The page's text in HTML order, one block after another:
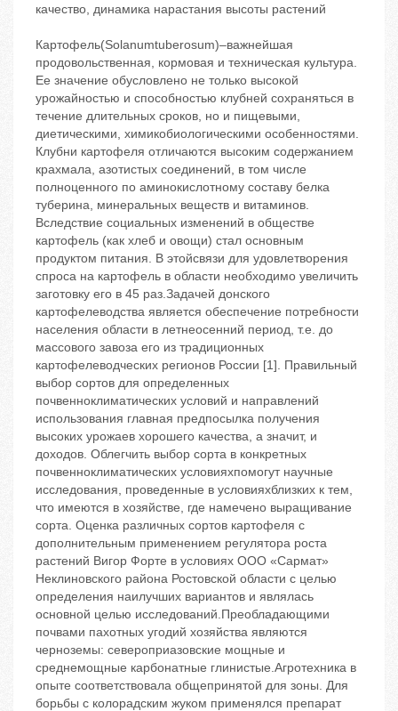
качество, динамика нарастания высоты растений
Картофель(Solanumtuberosum)–важнейшая
продовольственная, кормовая и техническая культура.
Ее значение обусловлено не только высокой
урожайностью и способностью клубней сохраняться в
течение длительных сроков, но и пищевыми,
диетическими, химикобиологическими особенностями.
Клубни картофеля отличаются высоким содержанием
крахмала, азотистых соединений, в том числе
полноценного по аминокислотному составу белка
туберина, минеральных веществ и витаминов.
Вследствие социальных изменений в обществе
картофель (как хлеб и овощи) стал основным
продуктом питания. В этойсвязи для удовлетворения
спроса на картофель в области необходимо увеличить
заготовку его в 45 раз.Задачей донского
картофелеводства является обеспечение потребности
населения области в летнеосенний период, т.е. до
массового завоза его из традиционных
картофелеводческих регионов России [1]. Правильный
выбор сортов для определенных
почвенноклиматических условий и направлений
использования главная предпосылка получения
высоких урожаев хорошего качества, а значит, и
доходов. Облегчить выбор сорта в конкретных
почвенноклиматических условияхпомогут научные
исследования, проведенные в условияхблизких к тем,
что имеются в хозяйстве, где намечено выращивание
сорта. Оценка различных сортов картофеля с
дополнительным применением регулятора роста
растений Вигор Форте в условиях ООО «Сармат»
Неклиновского района Ростовской области с целью
определения наилучших вариантов и являлась
основной целью исследований.Преобладающими
почвами пахотных угодий хозяйства являются
черноземы: североприазовские мощные и
среднемощные карбонатные глинистые.Агротехника в
опыте соответствовала общепринятой для зоны. Для
борьбы с колорадским жуком применялся препарат